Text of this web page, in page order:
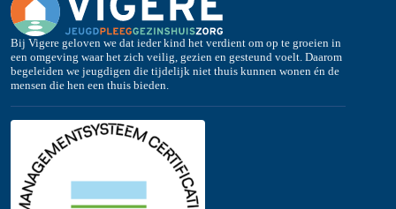
Bij Vigere geloven we dat ieder kind het verdient om op te groeien in
een omgeving waar het zich veilig, gezien en gesteund voelt. Daarom
begeleiden we jeugdigen die tijdelijk niet thuis kunnen wonen én de
mensen die hen een thuis bieden.